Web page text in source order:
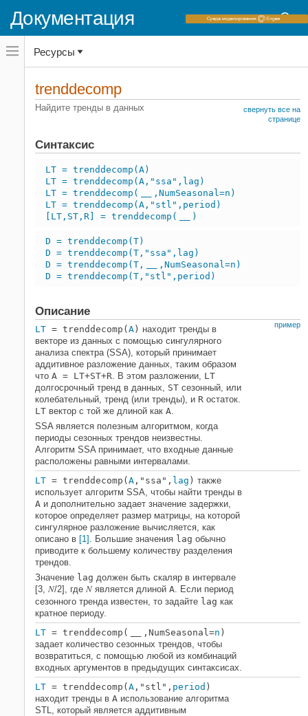
Документация
Переключатель
навигационного
меню
переключатель
навигационного
MATLAB
НА ЭТОЙ СТРАНИЦЕ
Синтаксис
Описание
Входные параметры
Выходные аргументы
Ресурсы
trenddecomp
Найдите тренды в данных
свернуть все на
странице
Синтаксис
LT = trenddecomp(A)
LT = trenddecomp(A,"ssa",lag)
LT = trenddecomp(
,NumSeasonal=n)
LT = trenddecomp(A,"stl",period)
[LT,ST,R] = trenddecomp(
)
D = trenddecomp(T)
D = trenddecomp(T,"ssa",lag)
D = trenddecomp(T,
,NumSeasonal=n)
D = trenddecomp(T,"stl",period)
Описание
пример
LT = trenddecomp( A ) находит тренды в
векторе из данных с помощью сингулярного
анализа спектра (SSA), который принимает
аддитивное разложение данных, таким образом
что A = LT+ST+R. В этом разложении, LT
долгосрочный тренд в данных, ST сезонный, или
колебательный, тренд (или тренды), и R остаток.
LT вектор с той же длиной как A.
SSA является полезным алгоритмом, когда
периоды сезонных трендов неизвестны.
Алгоритм SSA принимает, что входные данные
расположены равными интервалами.
LT = trenddecomp( A ,"ssa", lag ) также
использует алгоритм SSA, чтобы найти тренды в
A и дополнительно задает значение задержки,
которое определяет размер матрицы, на которой
сингулярное разложение вычисляется, как
описано в [1] . Большие значения lag обычно
приводите к большему количеству разделения
трендов.
Значение lag должен быть скаляр в интервале
[3, N/2], где Nявляется длиной A. Если период
сезонного тренда известен, то задайте lag как
кратное периоду.
LT = trenddecomp( ,NumSeasonal=n )
задает количество сезонных трендов, чтобы
возвратиться, с помощью любой из комбинаций
входных аргументов в предыдущих синтаксисах.
LT = trenddecomp( A ,"stl", period )
находит тренды в A использование алгоритма
STL, который является аддитивным